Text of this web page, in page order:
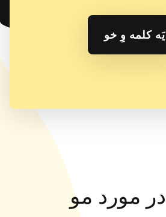
یَه کلمه وِ خو
در مورد مو